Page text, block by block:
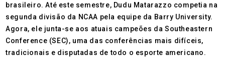
brasileiro. Até este semestre, Dudu Matarazzo competia na
segunda divisão da NCAA pela equipe da Barry University.
Agora, ele junta-se aos atuais campeões da Southeastern
Conference (SEC), uma das conferências mais difíceis,
tradicionais e disputadas de todo o esporte americano.